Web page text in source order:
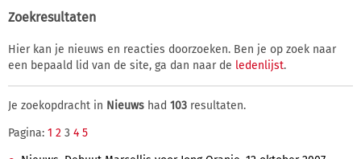
Zoekresultaten
Hier kan je nieuws en reacties doorzoeken. Ben je op zoek naar
een bepaald lid van de site, ga dan naar de ledenlijst.
Je zoekopdracht in Nieuws had 103 resultaten.
Pagina: 1 2 3 4 5